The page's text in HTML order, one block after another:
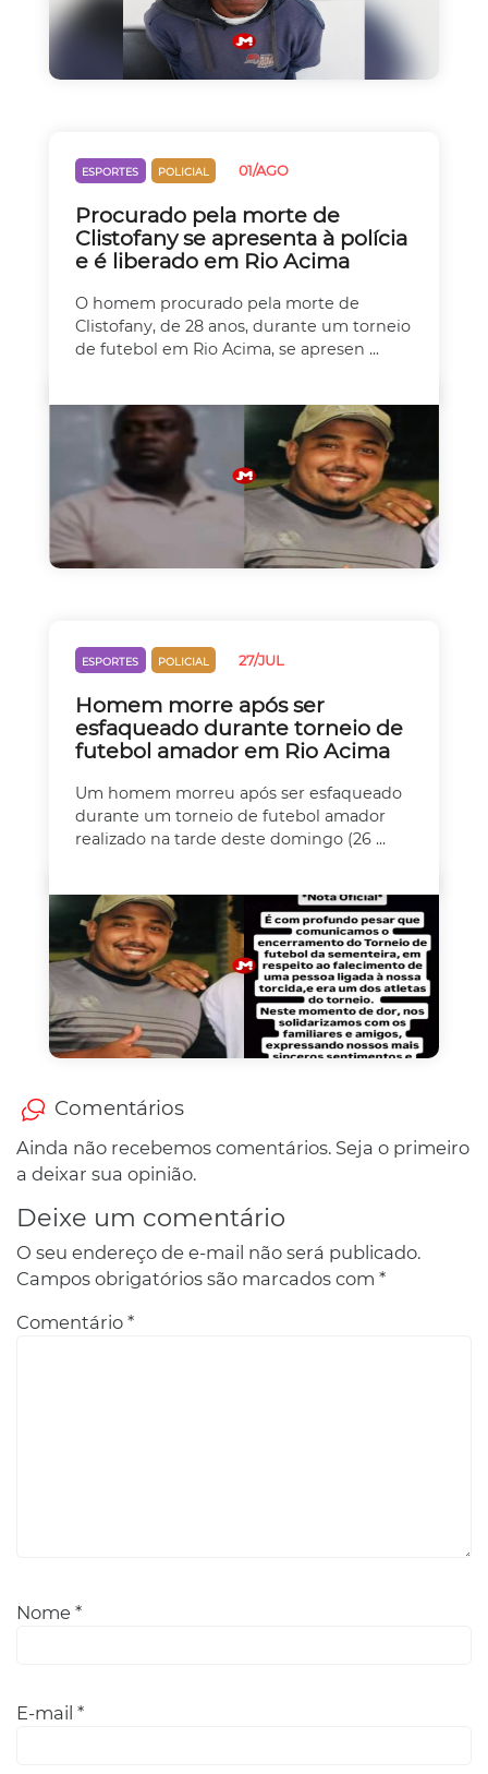
ESPORTES POLICIAL 01/AGO
Procurado pela morte de
Clistofany se apresenta à polícia
e é liberado em Rio Acima
O homem procurado pela morte de
Clistofany, de 28 anos, durante um torneio
de futebol em Rio Acima, se apresen ...
ESPORTES POLICIAL 27/JUL
Homem morre após ser
esfaqueado durante torneio de
futebol amador em Rio Acima
Um homem morreu após ser esfaqueado
durante um torneio de futebol amador
realizado na tarde deste domingo (26 ...
Comentários
Ainda não recebemos comentários. Seja o primeiro
a deixar sua opinião.
Deixe um comentário
O seu endereço de e-mail não será publicado.
Campos obrigatórios são marcados com *
Comentário *
Nome *
E-mail *